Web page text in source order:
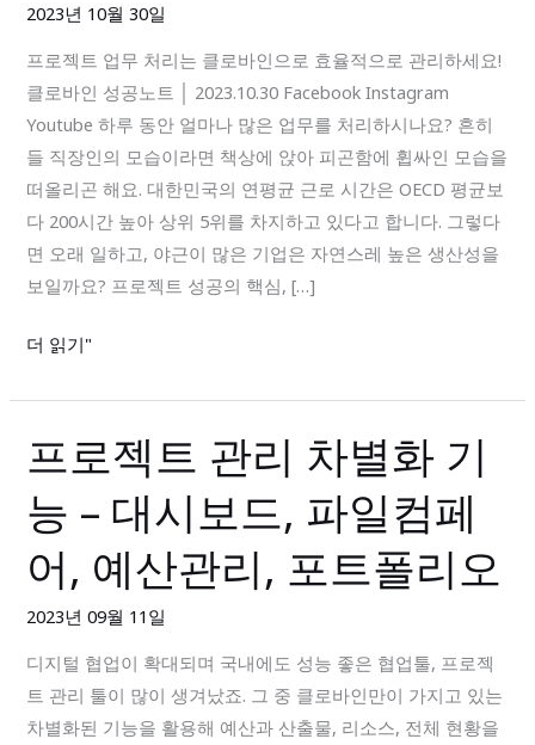
2023년 10월 30일
프로젝트 업무 처리는 클로바인으로 효율적으로 관리하세요!
클로바인 성공노트 │ 2023.10.30 Facebook Instagram
Youtube 하루 동안 얼마나 많은 업무를 처리하시나요? 흔히
들 직장인의 모습이라면 책상에 앉아 피곤함에 휩싸인 모습을
떠올리곤 해요. 대한민국의 연평균 근로 시간은 OECD 평균보
다 200시간 높아 상위 5위를 차지하고 있다고 합니다. 그렇다
면 오래 일하고, 야근이 많은 기업은 자연스레 높은 생산성을
보일까요? 프로젝트 성공의 핵심, […]
리
는
클
로
바
인
으
로
율
로
리
세
요!
더 읽기"
프로젝트 관리 차별화 기
능 – 대시보드, 파일컴페
어, 예산관리, 포트폴리오
2023년 09월 11일
디지털 협업이 확대되며 국내에도 성능 좋은 협업툴, 프로젝
트 관리 툴이 많이 생겨났죠. 그 중 클로바인만이 가지고 있는
차별화된 기능을 활용해 예산과 산출물, 리소스, 전체 현황을
프
로
젝
트
관
별
화
기